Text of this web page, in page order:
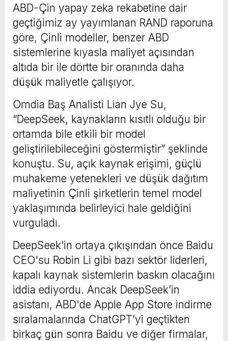
ABD-Çin yapay zeka rekabetine dair
geçtiğimiz ay yayımlanan RAND raporuna
göre, Çinli modeller, benzer ABD
sistemlerine kıyasla maliyet açısından
altıda bir ile dörtte bir oranında daha
düşük maliyetle çalışıyor.
Omdia Baş Analisti Lian Jye Su,
“DeepSeek, kaynakların kısıtlı olduğu bir
ortamda bile etkili bir model
geliştirilebileceğini göstermiştir” şeklinde
konuştu. Su, açık kaynak erişimi, güçlü
muhakeme yetenekleri ve düşük dağıtım
maliyetinin Çinli şirketlerin temel model
yaklaşımında belirleyici hale geldiğini
vurguladı.
DeepSeek’in ortaya çıkışından önce Baidu
CEO'su Robin Li gibi bazı sektör liderleri,
kapalı kaynak sistemlerin baskın olacağını
iddia ediyordu. Ancak DeepSeek’in
asistanı, ABD'de Apple App Store indirme
sıralamalarında ChatGPT’yi geçtikten
birkaç gün sonra Baidu ve diğer firmalar,